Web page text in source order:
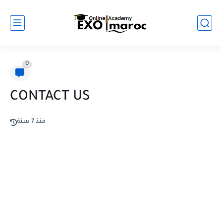
0
CONTACT US
منذ 7 سنة